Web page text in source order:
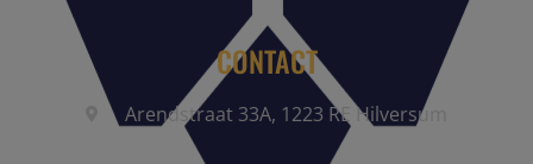
CONTACT
Arendstraat 33A, 1223 RE Hilversum